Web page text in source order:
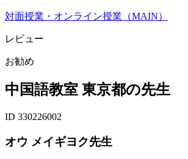
対面授業・オンライン授業（MAIN）
レビュー
お勧め
中国語教室 東京都の先生
ID 330226002
オウ メイギヨク先生